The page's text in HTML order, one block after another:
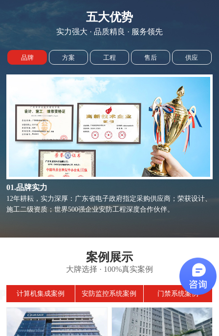
五大优势
实力强大 · 品质精良 · 服务领先
品牌 方案 工程 售后 供应
02.方案设计
顶层设计，量身定制：高水准工程师团队因地制宜提供针对性解决方
案，从顶层设计到细微入手，面面俱到。
案例展示
大牌选择 · 100%真实案例
计算机集成案例 安防监控系统案例 门禁系统案例